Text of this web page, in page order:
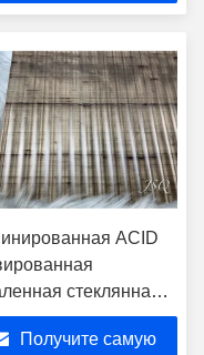
ACID
стеклянная
сетка
Получите самую